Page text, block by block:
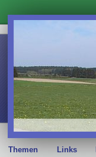
Themen Links